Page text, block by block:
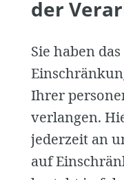
der
Sie haben
Ihrer
verlangen.
jederzeit an
auf